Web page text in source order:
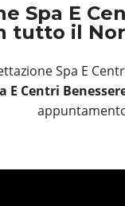
Spa E
tutto il
Spa E
E Centri